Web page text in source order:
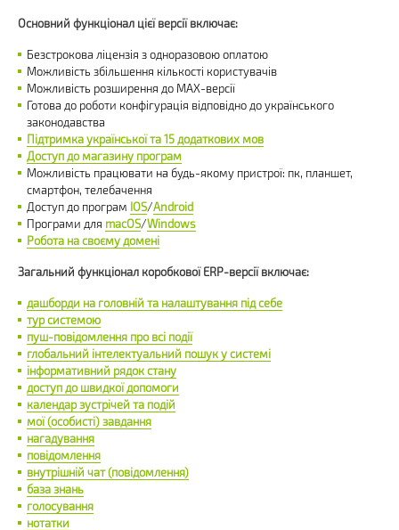
Основний функціонал цієї версії включає:
Безстрокова ліцензія з одноразовою оплатою
Можливість збільшення кількості користувачів
Можливість розширення до MAX-версії
Готова до роботи конфігурація відповідно до українського
законодавства
Підтримка української та 15 додаткових мов
Доступ до магазину програм
Можливість працювати на будь-якому пристрої: пк, планшет,
смартфон, телебачення
Доступ до програм IOS/Android
Програми для macOS/Windows
Робота на своєму домені
Загальний функціонал коробкової ERP-версії включає:
дашборди на головній та налаштування під себе
тур системою
пуш-повідомлення про всі події
глобальний інтелектуальний пошук у системі
інформативний рядок стану
доступ до швидкої допомоги
календар зустрічей та подій
мої (особисті) завдання
нагадування
повідомлення
внутрішній чат (повідомлення)
база знань
голосування
нотатки